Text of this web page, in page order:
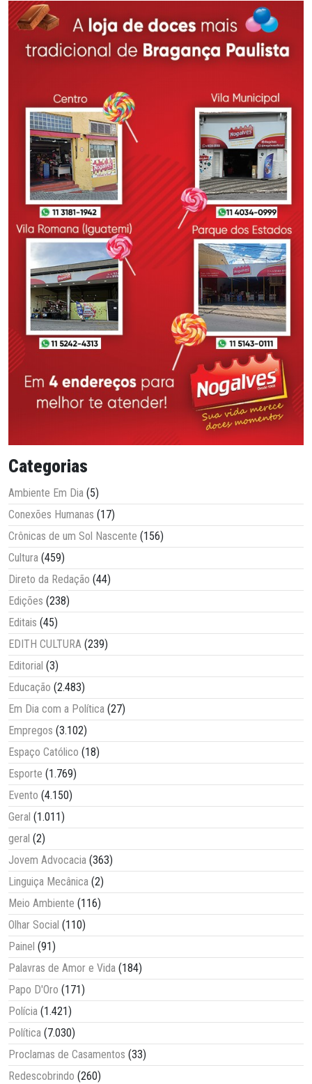
Categorias
Ambiente Em Dia (5)
Conexões Humanas (17)
Crônicas de um Sol Nascente (156)
Cultura (459)
Direto da Redação (44)
Edições (238)
Editais (45)
EDITH CULTURA (239)
Editorial (3)
Educação (2.483)
Em Dia com a Política (27)
Empregos (3.102)
Espaço Católico (18)
Esporte (1.769)
Evento (4.150)
Geral (1.011)
geral (2)
Jovem Advocacia (363)
Linguiça Mecânica (2)
Meio Ambiente (116)
Olhar Social (110)
Painel (91)
Palavras de Amor e Vida (184)
Papo D'Oro (171)
Polícia (1.421)
Política (7.030)
Proclamas de Casamentos (33)
Redescobrindo (260)